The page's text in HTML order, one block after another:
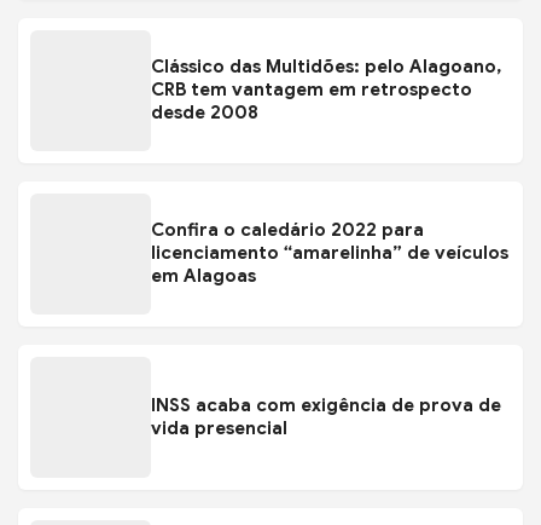
Clássico das Multidões: pelo Alagoano,
CRB tem vantagem em retrospecto
desde 2008
Confira o caledário 2022 para
licenciamento “amarelinha” de veículos
em Alagoas
INSS acaba com exigência de prova de
vida presencial